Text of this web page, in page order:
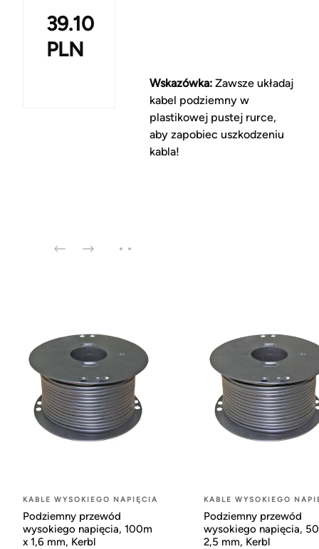
39.10
PLN
Wskazówka: Zawsze układaj
kabel podziemny w
plastikowej pustej rurce,
aby zapobiec uszkodzeniu
kabla!
KABLE WYSOKIEGO NAPIĘCIA
Podziemny przewód
wysokiego napięcia, 100m
x 1,6 mm, Kerbl
KABLE WYSOKIEGO
Podziemny przewód
wysokiego napięcia,
2,5 mm, Kerbl